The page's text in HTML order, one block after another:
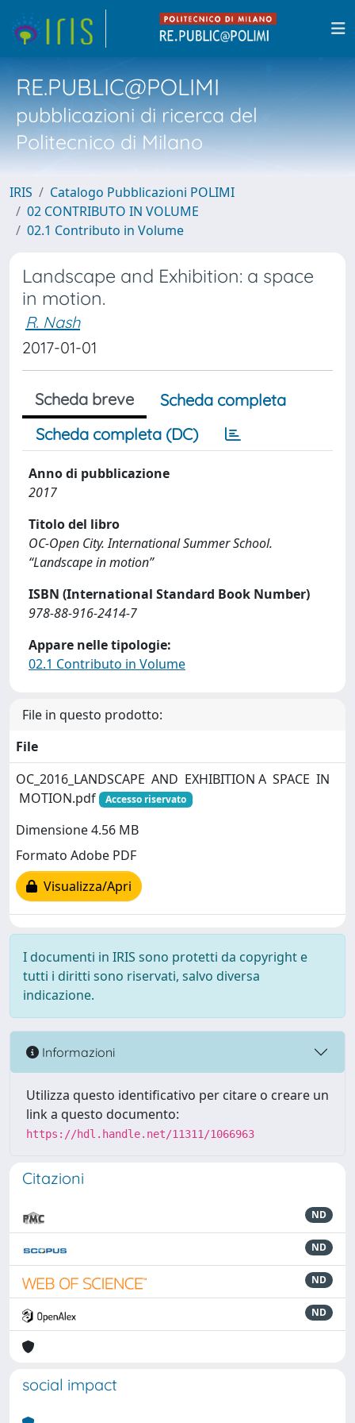
RE.PUBLIC@POLIMI
pubblicazioni di ricerca del
Politecnico di Milano
IRIS
Catalogo Pubblicazioni POLIMI
02 CONTRIBUTO IN VOLUME
02.1 Contributo in Volume
Landscape and Exhibition: a space
in motion.
R. Nash
2017-01-01
Scheda breve
Scheda completa
Scheda completa (DC)
Anno di pubblicazione
2017
Titolo del libro
OC-Open City. International Summer School.
“Landscape in motion”
ISBN (International Standard Book Number)
978-88-916-2414-7
Appare nelle tipologie:
02.1 Contributo in Volume
File in questo prodotto:
File
OC_2016_LANDSCAPE AND EXHIBITION A SPACE IN
MOTION.pdf
Accesso riservato
Dimensione 4.56 MB
Formato Adobe PDF
Visualizza/Apri
I documenti in IRIS sono protetti da copyright e
tutti i diritti sono riservati, salvo diversa
indicazione.
Informazioni
Utilizza questo identificativo per citare o creare un
link a questo documento:
https://hdl.handle.net/11311/1066963
Citazioni
ND
ND
ND
ND
social impact